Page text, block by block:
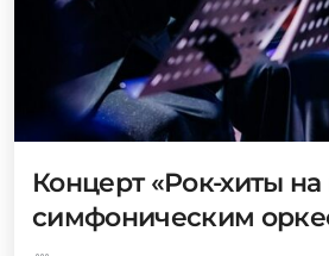
Концерт «Рок-хиты
симфоническим